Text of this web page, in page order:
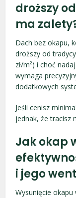
droższy
ma
Dach bez okapu,
droższy od
zł/m²) i choć
wymaga
dodatkowych
Jeśli cenisz
jednak, że tracisz
Jak okap
i jego
Wysunięcie